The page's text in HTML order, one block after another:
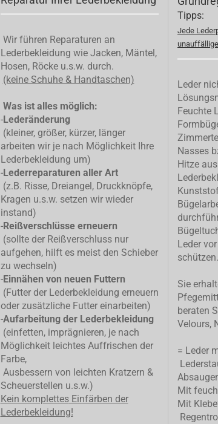
Wir führen Reparaturen an
Lederbekleidung wie Jacken, Mäntel,
Hosen, Röcke u.s.w. durch.
(keine Schuhe & Handtaschen)
Was ist alles möglich:
-Lederänderung
(kleiner, größer, kürzer, länger
arbeiten wir je nach Möglichkeit Ihre
Lederbekleidung um)
-Lederreparaturen aller Art
(z.B. Risse, Dreiangel, Druckknöpfe,
Kragen u.s.w. setzen wir wieder
instand)
-Reißverschlüsse erneuern
(sollte der Reißverschluss nur
aufgehen, hilft es meist den Schieber
zu wechseln)
-Einnähen von neuen Futtern
(Futter der Lederbekleidung erneuern
oder zusätzliche Futter einarbeiten)
-Aufarbeitung der Lederbekleidung
(einfetten, imprägnieren, je nach
Möglichkeit leichtes Auffrischen der
Farbe,
Ausbessern von leichten Kratzern &
Scheuerstellen u.s.w.)
Kein komplettesEinfärben der
Lederbekleidung!
Tipps:
Jede
Leder
Feuchte
Nasses
Hitze
Leder
schützen.
Sie
beraten
Velours,
= Leder
Mit
Mit